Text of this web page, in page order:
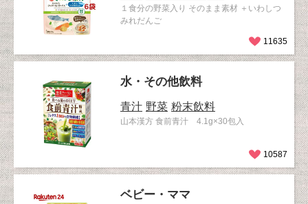
１食分の野菜入り そのまま素材 ＋いわしつ
みれだんご
11635
水・その他飲料
青汁 野菜 粉末飲料
山本漢方 食前青汁 4.1g×30包入
10587
ベビー・ママ